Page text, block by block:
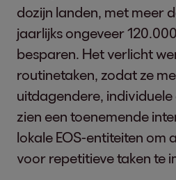
dozijn landen, met meer
jaarlijks ongeveer
besparen. Het verlicht
routinetaken, zodat ze
uitdagendere, individuele
zien een toenemende
lokale EOS-entiteiten om
voor repetitieve taken te